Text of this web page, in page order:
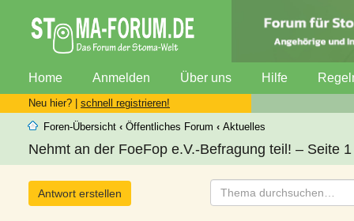
Home Anmelden Über uns Hilfe
Neu hier? | schnell registrieren!
Foren-Übersicht ‹ Öffentliches Forum ‹ Aktuelles
Nehmt an der FoeFop e.V.-Befragung teil! – Seite 1
Antwort erstellen